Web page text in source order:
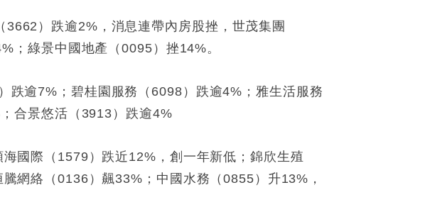
）跌逾2%，消息連帶內房股挫，世茂集團
；綠景中國地產（0095）挫14%。
跌逾7%；碧桂園服務（6098）跌逾4%；雅生活服務
合景悠活（3913）跌逾4%
國際（1579）跌近12%，創一年新低；錦欣生殖
網絡（0136）飆33%；中國水務（0855）升13%，